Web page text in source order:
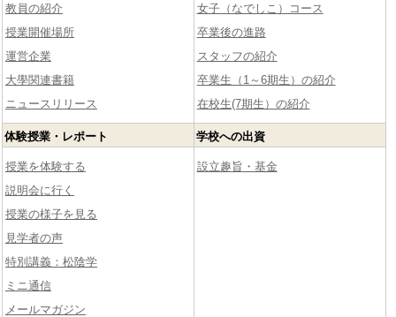
教員の紹介
授業開催場所
運営企業
大學関連書籍
ニュースリリース
女子（なでしこ）コース
卒業後の進路
スタッフの紹介
卒業生（1～6期生）の紹介
在校生(7期生）の紹介
体験授業・レポート
授業を体験する
説明会に行く
授業の様子を見る
見学者の声
特別講義：松陰学
ミニ通信
メールマガジン
学校への出資
設立趣旨・基金